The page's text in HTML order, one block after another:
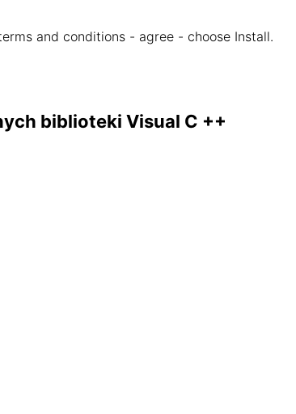
and conditions - agree - choose Install.
biblioteki Visual C ++